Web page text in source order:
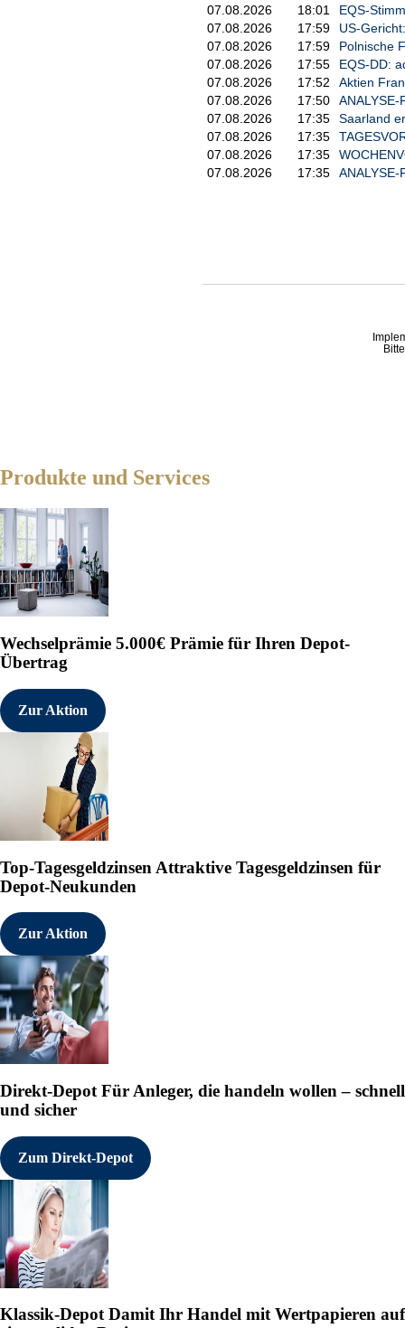
07.08.2026
18:01
EQS-
07.08.2026
17:59
US-
07.08.2026
17:59
Polnische
07.08.2026
17:55
EQS-DD:
07.08.2026
17:52
Aktien
07.08.2026
17:50
07.08.2026
17:35
Saarland
07.08.2026
17:35
07.08.2026
17:35
07.08.2026
17:35
Produkte und Services
Wechselprämie 5.000€ Prämie für Ihren Depot-
Übertrag
Zur Aktion
Top-Tagesgeldzinsen Attraktive Tagesgeldzinsen für
Depot-Neukunden
Zur Aktion
Direkt-Depot Für Anleger, die handeln wollen – schnell
und sicher
Zum Direkt-Depot
Klassik-DepotDamit Ihr Handel mit Wertpapieren auf